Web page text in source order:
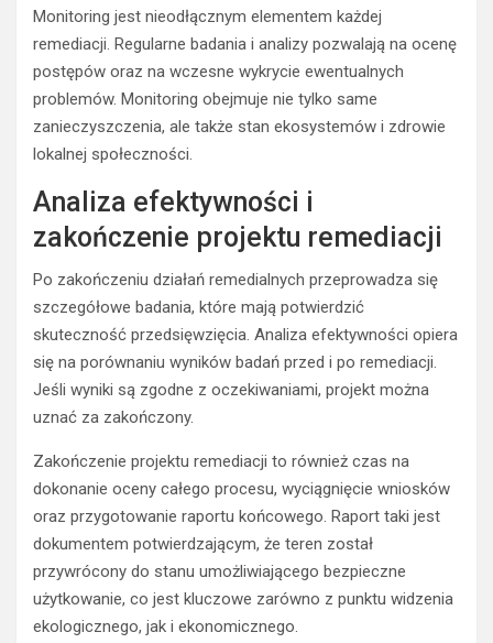
Monitoring jest nieodłącznym elementem każdej
remediacji. Regularne badania i analizy pozwalają na ocenę
postępów oraz na wczesne wykrycie ewentualnych
problemów. Monitoring obejmuje nie tylko same
zanieczyszczenia, ale także stan ekosystemów i zdrowie
lokalnej społeczności.
Analiza efektywności i
zakończenie projektu remediacji
Po zakończeniu działań remedialnych przeprowadza się
szczegółowe badania, które mają potwierdzić
skuteczność przedsięwzięcia. Analiza efektywności opiera
się na porównaniu wyników badań przed i po remediacji.
Jeśli wyniki są zgodne z oczekiwaniami, projekt można
uznać za zakończony.
Zakończenie projektu remediacji to również czas na
dokonanie oceny całego procesu, wyciągnięcie wniosków
oraz przygotowanie raportu końcowego. Raport taki jest
dokumentem potwierdzającym, że teren został
przywrócony do stanu umożliwiającego bezpieczne
użytkowanie, co jest kluczowe zarówno z punktu widzenia
ekologicznego, jak i ekonomicznego.